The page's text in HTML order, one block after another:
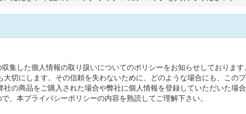
集した個人情報の取り扱いについてのポリシーをお知らせしておりま
切にします。その信頼を失わないために、どのような場合にも、この
の商品をご購入された場合や弊社に個人情報を登録していただいた場
、本プライバシーポリシーの内容を熟読してご理解下さい。